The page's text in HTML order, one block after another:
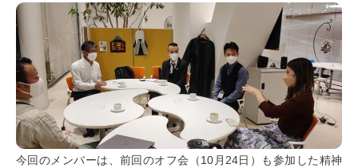
今回のメンバーは、前回のオフ会（10月24日）も参加した精神